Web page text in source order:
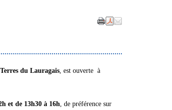
du Lauragais, est ouverte à
et de 13h30 à 16h, de préférence sur